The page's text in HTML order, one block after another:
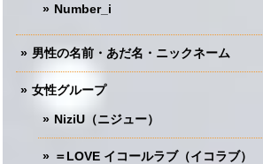
Number_i
男性の名前・あだ名・ニックネーム
女性グループ
NiziU（ニジュー）
＝LOVE イコールラブ（イコラブ）